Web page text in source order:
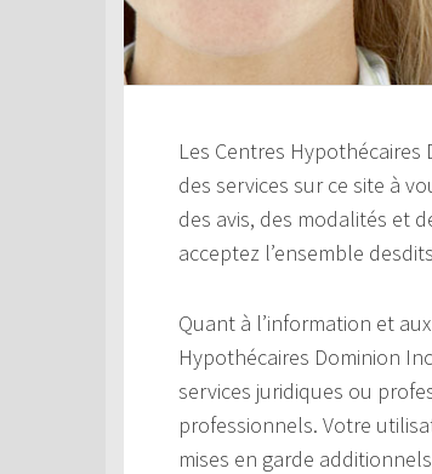
Les Centres
des services sur ce site à
des avis, des modalités et
acceptez l’ensemble
Quant à l’information et
Hypothécaires Dominion
services juridiques ou
professionnels. Votre
mises en garde